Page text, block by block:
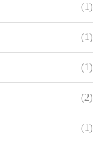
(1)
(1)
(1)
(2)
(1)